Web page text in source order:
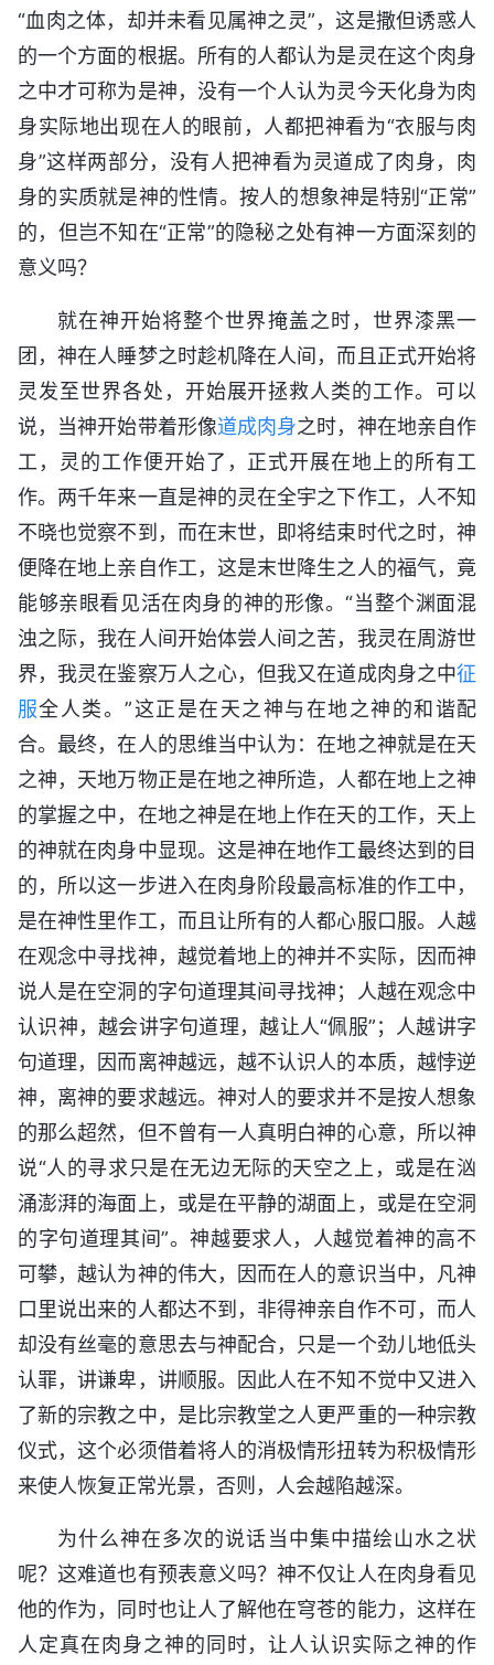
“血肉之体，却并未看见属神之灵”，这是撒但诱惑人
的一个方面的根据。所有的人都认为是灵在这个肉身
之中才可称为是神，没有一个人认为灵今天化身为肉
身实际地出现在人的眼前，人都把神看为“衣服与肉
身”这样两部分，没有人把神看为灵道成了肉身，肉
身的实质就是神的性情。按人的想象神是特别“正常”
的，但岂不知在“正常”的隐秘之处有神一方面深刻的
意义吗？
就在神开始将整个世界掩盖之时，世界漆黑一
团，神在人睡梦之时趁机降在人间，而且正式开始将
灵发至世界各处，开始展开拯救人类的工作。可以
说，当神开始带着形像道成肉身之时，神在地亲自作
工，灵的工作便开始了，正式开展在地上的所有工
作。两千年来一直是神的灵在全宇之下作工，人不知
不晓也觉察不到，而在末世，即将结束时代之时，神
便降在地上亲自作工，这是末世降生之人的福气，竟
能够亲眼看见活在肉身的神的形像。“当整个渊面混
浊之际，我在人间开始体尝人间之苦，我灵在周游世
界，我灵在鉴察万人之心，但我又在道成肉身之中征
服全人类。”这正是在天之神与在地之神的和谐配
合。最终，在人的思维当中认为：在地之神就是在天
之神，天地万物正是在地之神所造，人都在地上之神
的掌握之中，在地之神是在地上作在天的工作，天上
的神就在肉身中显现。这是神在地作工最终达到的目
的，所以这一步进入在肉身阶段最高标准的作工中，
是在神性里作工，而且让所有的人都心服口服。人越
在观念中寻找神，越觉着地上的神并不实际，因而神
说人是在空洞的字句道理其间寻找神；人越在观念中
认识神，越会讲字句道理，越让人“佩服”；人越讲字
句道理，因而离神越远，越不认识人的本质，越悖逆
神，离神的要求越远。神对人的要求并不是按人想象
的那么超然，但不曾有一人真明白神的心意，所以神
说“人的寻求只是在无边无际的天空之上，或是在汹
涌澎湃的海面上，或是在平静的湖面上，或是在空洞
的字句道理其间”。神越要求人，人越觉着神的高不
可攀，越认为神的伟大，因而在人的意识当中，凡神
口里说出来的人都达不到，非得神亲自作不可，而人
却没有丝毫的意思去与神配合，只是一个劲儿地低头
认罪，讲谦卑，讲顺服。因此人在不知不觉中又进入
了新的宗教之中，是比宗教堂之人更严重的一种宗教
仪式，这个必须借着将人的消极情形扭转为积极情形
来使人恢复正常光景，否则，人会越陷越深。
为什么神在多次的说话当中集中描绘山水之状
呢？这难道也有预表意义吗？神不仅让人在肉身看见
他的作为，同时也让人了解他在穹苍的能力，这样在
人定真在肉身之神的同时，让人认识实际之神的作